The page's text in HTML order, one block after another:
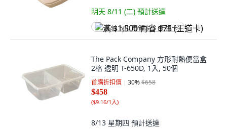
明天 8/11 (二) 預計送達
满 $1,500 再省 $75 (王道卡)
The Pack Company 方形耐熱便當盒
2格 透明 T-650D, 1入, 50個
首購折扣價 30%$658
$458
($9.16/1入)
8/13 星期四 預計送達